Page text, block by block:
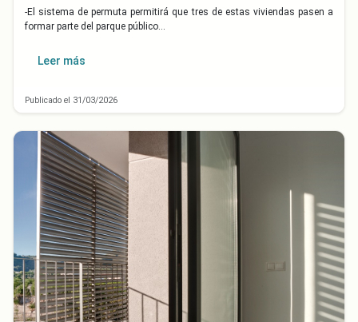
-El sistema de permuta permitirá que tres de estas viviendas pasen a
formar parte del parque público…
Leer más
Publicado el 31/03/2026